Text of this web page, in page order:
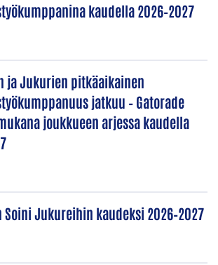
kaudella 2026–2027
ja Jukurien pitkäaikainen
jatkuu – Gatorade
joukkueen arjessa kaudella
Soini Jukureihin kaudeksi 2026–2027